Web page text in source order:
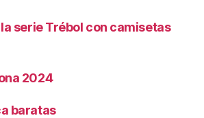
serie Trébol con camisetas
2024
baratas